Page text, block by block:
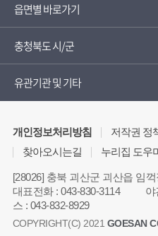
읍면별 바로가기
충청북도 시/군
유관기관 및 기타
개인정보처리방침 저작권 정
찾아오시는길
누리집 도우
[28026] 충북 괴산군 괴산읍 임
대표전화:043-830-3114 야
스 : 043-832-8929
COPYRIGHT(C) 2021 GOESAN